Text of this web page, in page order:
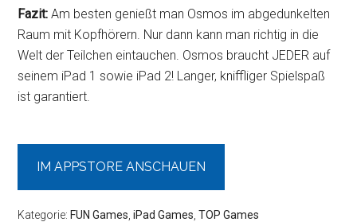
Fazit: Am besten genießt man Osmos im abgedunkelten
Raum mit Kopfhörern. Nur dann kann man richtig in die
Welt der Teilchen eintauchen. Osmos braucht JEDER auf
seinem iPad 1 sowie iPad 2! Langer, kniffliger Spielspaß
ist garantiert.
IM APPSTORE ANSCHAUEN
Kategorie:FUN Games ,iPad Games ,TOP Games